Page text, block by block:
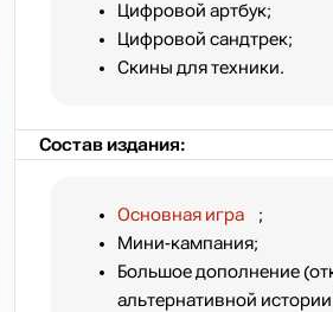
Цифровой артбук;
Цифровой сандтрек;
Скины для техники.
Состав издания:
Основная игра
;
Мини-кампания;
Большое дополнение
альтернативной